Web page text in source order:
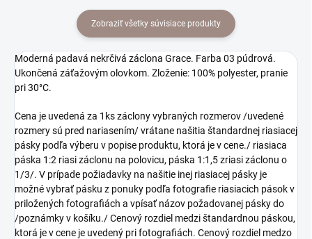
Zobraziť všetky súvisiace produkty
Moderná padavá nekrčivá záclona Grace. Farba 03 púdrová.
Ukončená záťažovým olovkom. Zloženie: 100% polyester, pranie
pri 30°C.
Cena je uvedená za 1ks záclony vybraných rozmerov /uvedené
rozmery sú pred nariasením/ vrátane našitia štandardnej riasiacej
pásky podľa výberu v popise produktu, ktorá je v cene./ riasiaca
páska 1:2 riasi záclonu na polovicu, páska 1:1,5 zriasi záclonu o
1/3/. V prípade požiadavky na našitie inej riasiacej pásky je
možné vybrať pásku z ponuky podľa fotografie riasiacich pások v
priložených fotografiách a vpísať názov požadovanej pásky do
/poznámky v košíku./ Cenový rozdiel medzi štandardnou páskou,
ktorá je v cene je uvedený pri fotografiách. Cenový rozdiel medzo